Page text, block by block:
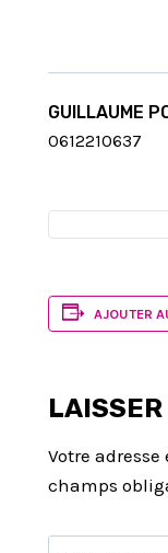
GUILLAUME
0612210637
AJOUTER
Votre
champs